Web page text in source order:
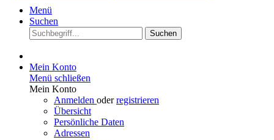
Menü
Suchen
Suchen
Mein Konto
Menü schließen
Mein Konto
Anmelden oderregistrieren
Übersicht
Persönliche Daten
Adressen